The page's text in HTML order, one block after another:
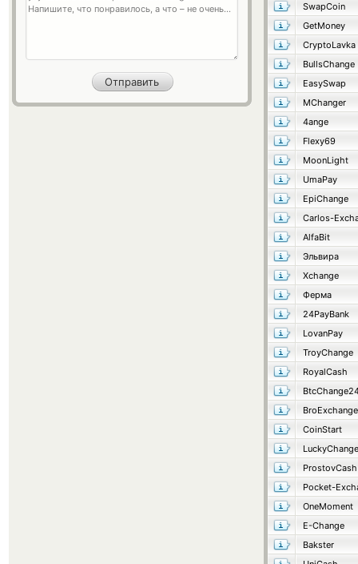
SwapCoin
GetMoney
CryptoLavka
BullsChange
EasySwap
MChanger
4ange
Flexy69
MoonLight
UmaPay
EpiChange
Carlos-
AlfaBit
Эльвира
Xchange
Ферма
24PayBank
LovanPay
TroyChange
RoyalCash
BroExchange
CoinStart
LuckyChange
ProstovCash
Pocket-
OneMoment
E-Change
Bakster